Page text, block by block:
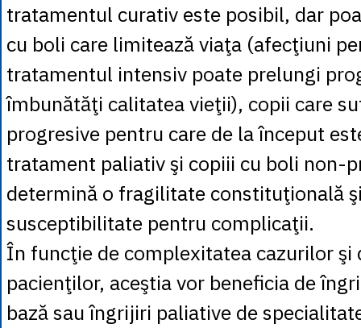
tratamentul curativ este posibil, dar
cu boli care limitează viaţa (afecţiuni
tratamentul intensiv poate prelungi
îmbunătăţi calitatea vieţii), copii care
progresive pentru care de la început
tratament paliativ şi copiii cu boli non-
determină o fragilitate constituţională
susceptibilitate pentru complicaţii.
În funcţie de complexitatea cazurilor şi
pacienţilor, aceştia vor beneficia de
bază sau îngrijiri paliative de